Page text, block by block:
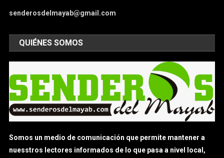
senderosdelmayab@gmail.com
QUIÉNES SOMOS
Somos un medio de comunicación que permite mantener a
nuesstros lectores informados de lo que pasa a nivel local,